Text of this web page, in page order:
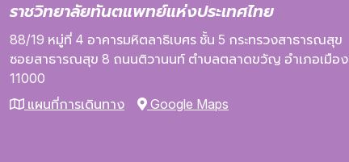
ราชวิทยาลัยทันตแพทย์แห่งประเทศไทย
88/19 หมู่ที่ 4 อาคารมหิตลาธิเบศร ชั้น 5 กระทรวงสาธารณสุข
ซอยสาธารณสุข 8 ถนนติวานนท์ ตำบลตลาดขวัญ อำเภอเมือง
11000
แผนที่การเดินทาง
Google Maps